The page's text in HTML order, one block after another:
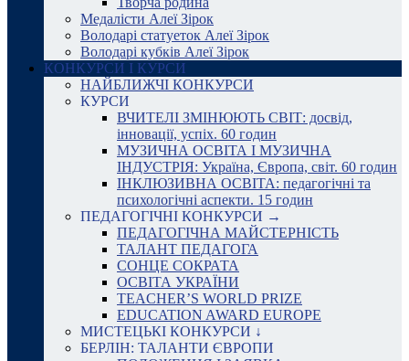
Медалісти Алеї Зірок
Володарі статуеток Алеї Зірок
Володарі кубків Алеї Зірок
КОНКУРСИ І КУРСИ
НАЙБЛИЖЧІ КОНКУРСИ
КУРСИ
ВЧИТЕЛІ ЗМІНЮЮТЬ СВІТ: досвід,
інновації, успіх. 60 годин
МУЗИЧНА ОСВІТА І МУЗИЧНА
ІНДУСТРІЯ: Україна, Європа, світ. 60 годин
ІНКЛЮЗИВНА ОСВІТА: педагогічні та
психологічні аспекти. 15 годин
ПЕДАГОГІЧНІ КОНКУРСИ →
ПЕДАГОГІЧНА МАЙСТЕРНІСТЬ
ТАЛАНТ ПЕДАГОГА
СОНЦЕ СОКРАТА
ОСВІТА УКРАЇНИ
TEACHER’S WORLD PRIZE
EDUCATION AWARD EUROPE
МИСТЕЦЬКІ КОНКУРСИ ↓
БЕРЛІН: ТАЛАНТИ ЄВРОПИ